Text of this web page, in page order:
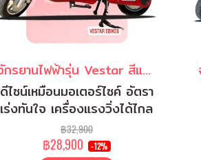
จักรยานไฟฟ้ารุ่น Vestar สีแดง
ดีไซน์เหมือนมอเตอร์ไซค์ อัตรา
เร่งทันใจ เครื่องแรงวิ่งได้ไกล
฿32,900
฿28,900 -12%